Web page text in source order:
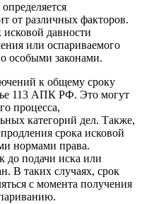
от различных факторов.
давности
или оспариваемого
особыми законами.
к общему сроку
113 АПК РФ. Это могут
процесса,
категорий дел. Также,
срока исковой
нормами права.
до подачи иска или
В таких случаях, срок
с момента получения